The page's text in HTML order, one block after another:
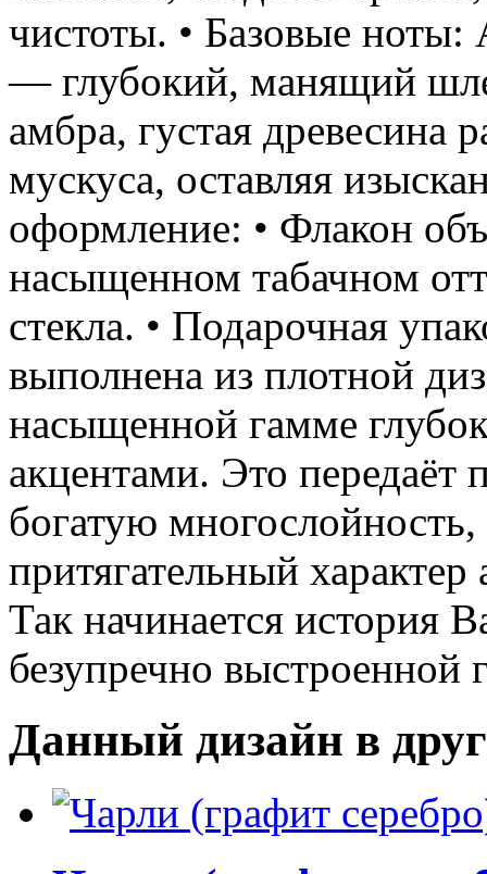
чистоты. • Базовые
— глубокий, манящий
амбра, густая древесина
мускуса, оставляя
оформление: • Флакон
насыщенном табачном
стекла. • Подарочная
выполнена из плотной
насыщенной гамме
акцентами. Это
богатую
притягательный характер
Так начинается история
безупречно выстроенной
Данный дизайн в